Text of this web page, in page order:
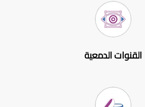
القنوات الدمعية